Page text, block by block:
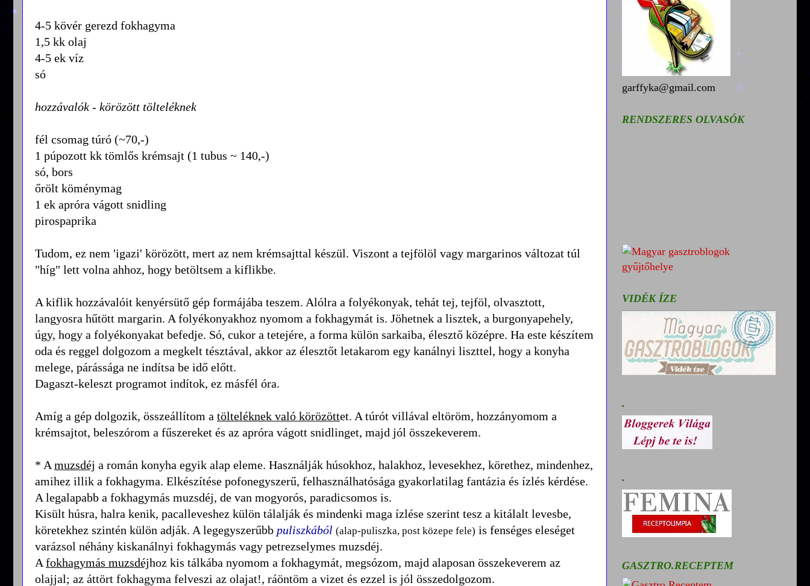
4-5 kövér gerezd fokhagyma
1,5 kk olaj
4-5 ek víz
só
hozzávalók - körözött tölteléknek
fél csomag túró (~70,-)
1 púpozott kk tömlős krémsajt (1 tubus ~ 140,-)
só, bors
őrölt köménymag
1 ek apróra vágott snidling
pirospaprika
Tudom, ez nem 'igazi' körözött, mert az nem krémsajttal készül. Viszont a tejfölöl vagy margarinos változat túl
"híg" lett volna ahhoz, hogy betöltsem a kiflikbe.
A kiflik hozzávalóit kenyérsütő gép formájába teszem. Alólra a folyékonyak, tehát tej, tejföl, olvasztott,
langyosra hűtött margarin. A folyékonyakhoz nyomom a fokhagymát is. Jöhetnek a lisztek, a burgonyapehely,
úgy, hogy a folyékonyakat befedje. Só, cukor a tetejére, a forma külön sarkaiba, élesztő középre. Ha este készítem
oda és reggel dolgozom a megkelt tésztával, akkor az élesztőt letakarom egy kanálnyi liszttel, hogy a konyha
melege, párássága ne indítsa be idő előtt.
Dagaszt-keleszt programot indítok, ez másfél óra.
Amíg a gép dolgozik, összeállítom a tölteléknek való körözöttet. A túrót villával eltöröm, hozzányomom a
krémsajtot, beleszórom a fűszereket és az apróra vágott snidlinget, majd jól összekeverem.
* A muzsdéj a román konyha egyik alap eleme. Használják húsokhoz, halakhoz, levesekhez, körethez, mindenhez,
amihez illik a fokhagyma. Elkészítése pofonegyszerű, felhasználhatósága gyakorlatilag fantázia és ízlés kérdése.
A legalapabb a fokhagymás muzsdéj, de van mogyorós, paradicsomos is.
Kisült húsra, halra kenik, pacalleveshez külön tálalják és mindenki maga ízlése szerint tesz a kitálalt levesbe,
köretekhez szintén külön adják. A legegyszerűbb puliszkából (alap-puliszka, post közepe fele) is fenséges eleséget
varázsol néhány kiskanálnyi fokhagymás vagy petrezselymes muzsdéj.
A fokhagymás muzsdéjhoz kis tálkába nyomom a fokhagymát, megsózom, majd alaposan összekeverem az
olajjal; az áttört fokhagyma felveszi az olajat!, ráöntöm a vizet és ezzel is jól összedolgozom.
garffyka@gmail.com
RENDSZERES OLVASÓK
VIDÉK ÍZE
.
.
GASZTRO.RECEPTEM